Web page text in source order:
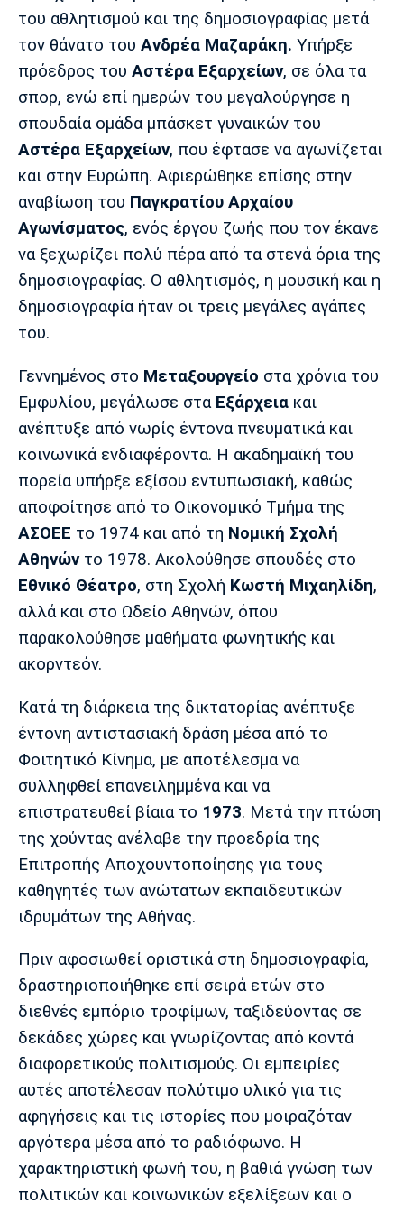
Πολιτισμός
Τραγούδια
Cine Spot
Media
Παρασκήνιο
Πρόγραμμα TV
Ιωνικός Κηφισιά Πανσερραϊκός
Μπαρτσελόνα
Ρεάλ
Ατλέτικο
Μάντσεστερ
Γιουνάιτεντ
Τσέλσι Άρσεναλ
Λίβερπουλ
Μάντσεστερ
Σίτι
Γιουβέντους
Ίντερ Μίλαν Μπάγερν
Μπορούσια
Ντόρτμουντ
Παρί Σεν
Ζερμέν
Μαρσέιγ
Μονακό
Ερυθρός
Αστέρας
Τότεναμ
Πόρτο Μπενφίκα
του αθλητισμού και της δημοσιογραφίας μετά
τον θάνατο του Ανδρέα Μαζαράκη. Υπήρξε
πρόεδρος του Αστέρα Εξαρχείων, σε όλα τα
σπορ, ενώ επί ημερών του μεγαλούργησε η
σπουδαία ομάδα μπάσκετ γυναικών του
Αστέρα Εξαρχείων, που έφτασε να αγωνίζεται
και στην Ευρώπη. Αφιερώθηκε επίσης στην
αναβίωση του Παγκρατίου Αρχαίου
Αγωνίσματος, ενός έργου ζωής που τον έκανε
να ξεχωρίζει πολύ πέρα από τα στενά όρια της
δημοσιογραφίας. Ο αθλητισμός, η μουσική και η
δημοσιογραφία ήταν οι τρεις μεγάλες αγάπες
του.
Γεννημένος στο Μεταξουργείο στα χρόνια του
Εμφυλίου, μεγάλωσε στα Εξάρχεια και
ανέπτυξε από νωρίς έντονα πνευματικά και
κοινωνικά ενδιαφέροντα. Η ακαδημαϊκή του
πορεία υπήρξε εξίσου εντυπωσιακή, καθώς
αποφοίτησε από το Οικονομικό Τμήμα της
ΑΣΟΕΕ το 1974 και από τη Νομική Σχολή
Αθηνώντο 1978. Ακολούθησε σπουδές στο
Εθνικό Θέατρο, στη Σχολή Κωστή Μιχαηλίδη,
αλλά και στο Ωδείο Αθηνών, όπου
παρακολούθησε μαθήματα φωνητικής και
ακορντεόν.
Κατά τη διάρκεια της δικτατορίας ανέπτυξε
έντονη αντιστασιακή δράση μέσα από το
Φοιτητικό Κίνημα, με αποτέλεσμα να
συλληφθεί επανειλημμένα και να
επιστρατευθεί βίαια το 1973. Μετά την πτώση
της χούντας ανέλαβε την προεδρία της
Επιτροπής Αποχουντοποίησης για τους
καθηγητές των ανώτατων εκπαιδευτικών
ιδρυμάτων της Αθήνας.
Πριν αφοσιωθεί οριστικά στη δημοσιογραφία,
δραστηριοποιήθηκε επί σειρά ετών στο
διεθνές εμπόριο τροφίμων, ταξιδεύοντας σε
δεκάδες χώρες και γνωρίζοντας από κοντά
διαφορετικούς πολιτισμούς. Οι εμπειρίες
αυτές αποτέλεσαν πολύτιμο υλικό για τις
αφηγήσεις και τις ιστορίες που μοιραζόταν
αργότερα μέσα από το ραδιόφωνο. Η
χαρακτηριστική φωνή του, η βαθιά γνώση των
πολιτικών και κοινωνικών εξελίξεων και ο